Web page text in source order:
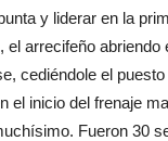
y liderar en la
arrecifeño abriendo
cediéndole el
el inicio del frenaje
Fueron 30